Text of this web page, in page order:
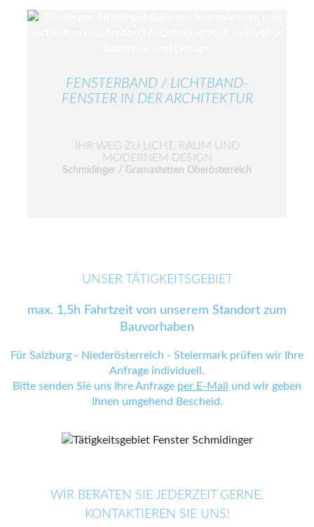
FENSTERBAND / LICHTBAND-
FENSTER IN DER ARCHITEKTUR
IHR WEG ZU LICHT, RAUM UND
MODERNEM DESIGN
Schmidinger / Gramastetten Oberösterreich
UNSER TÄTIGKEITSGEBIET
max. 1,5h Fahrtzeit von unserem Standort zum
Bauvorhaben
Für Salzburg - Niederösterreich - Steiermark prüfen wir Ihre
Anfrage individuell.
Bitte senden Sie uns Ihre Anfrage per E-Mail
und wir geben
Ihnen umgehend Bescheid.
WIR BERATEN SIE JEDERZEIT GERNE.
KONTAKTIEREN SIE UNS!